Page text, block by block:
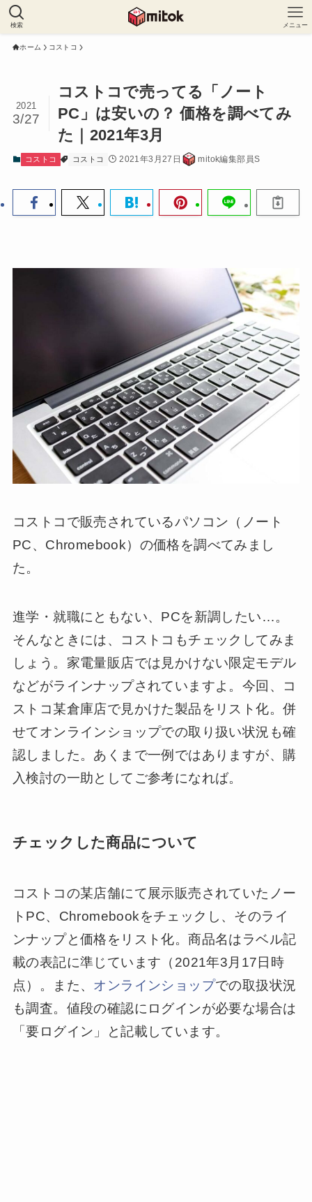
検索 メニュー
ホーム コストコ
コストコで売ってる「ノート
PC」は安いの？ 価格を調べてみ
た｜2021年3月
2021
3/27
コストコ コストコ 2021年3月27日 mitok編集部員S
コストコで販売されているパソコン（ノート
PC、Chromebook）の価格を調べてみまし
た。
進学・就職にともない、PCを新調したい…。
そんなときには、コストコもチェックしてみま
しょう。家電量販店では見かけない限定モデル
などがラインナップされていますよ。今回、コ
ストコ某倉庫店で見かけた製品をリスト化。併
せてオンラインショップでの取り扱い状況も確
認しました。あくまで一例ではありますが、購
入検討の一助としてご参考になれば。
チェックした商品について
コストコの某店舗にて展示販売されていたノー
トPC、Chromebookをチェックし、そのライ
ンナップと価格をリスト化。商品名はラベル記
載の表記に準じています（2021年3月17日時
点）。また、 オンラインショップでの取扱状況
も調査。値段の確認にログインが必要な場合は
「要ログイン」と記載しています。